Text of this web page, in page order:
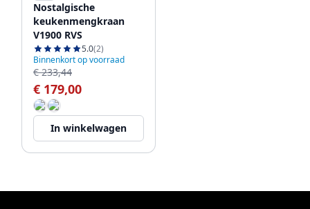
Nostalgische
keukenmengkraan
V1900 RVS
5.0(2)
Binnenkort op voorraad
€ 233,44
€ 179,00
In winkelwagen